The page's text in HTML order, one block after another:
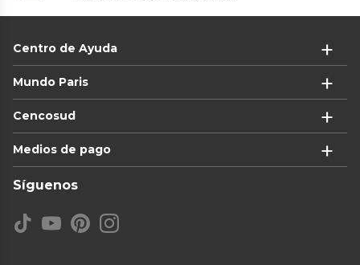
Centro de Ayuda
Mundo Paris
Cencosud
Medios de pago
Síguenos